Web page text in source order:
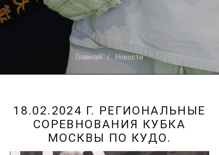
Главная Новости
18.02.2024 Г. РЕГИОНАЛЬНЫЕ
СОРЕВНОВАНИЯ КУБКА
МОСКВЫ ПО КУДО.